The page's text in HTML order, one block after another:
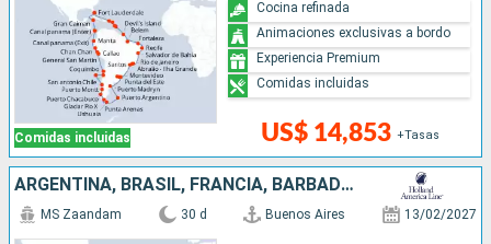
Comidas incluidas US$ 14,853 +Tasas
Cocina refinada
Animaciones exclusivas a bordo
Experiencia Premium
Comidas incluidas
ARGENTINA, BRASIL, FRANCIA, BARBADOS, SANTA LUCIA, ANTIGUA Y BARBUDA, PUERTO RICO, ESTADOS UNIDOS
MS Zaandam 30 d Buenos Aires 13/02/2027